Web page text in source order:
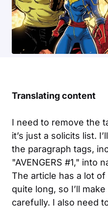
Translating content
I need to remove the
it’s just a solicits list.
the paragraph tags,
"AVENGERS #1," into
The article has a lot of
quite long, so I’ll
carefully. I also need